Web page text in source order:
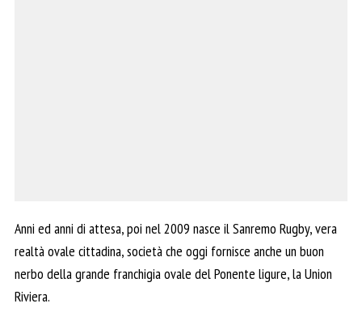
Anni ed anni di attesa, poi nel 2009 nasce il Sanremo Rugby, vera
realtà ovale cittadina, società che oggi fornisce anche un buon
nerbo della grande franchigia ovale del Ponente ligure, la Union
Riviera.